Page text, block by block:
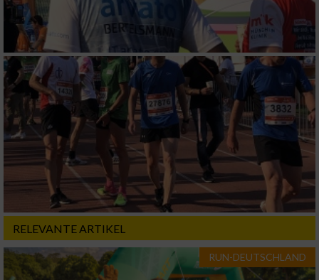
RELEVANTE ARTIKEL
RUN-DEUTSCHLAND